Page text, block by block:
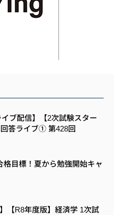
イブ配信】【2次試験スター
答ライブ① 第428回
格目標！夏から勉強開始キャ
【R8年度版】経済学 1次試